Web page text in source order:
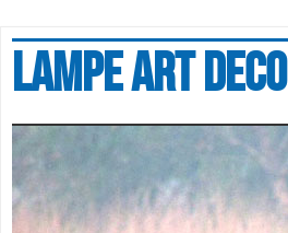
Lampe art deco